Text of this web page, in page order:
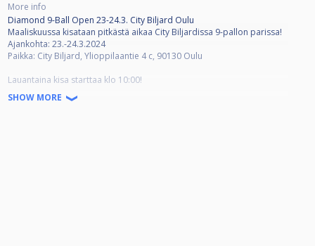
More info
Diamond 9-Ball Open 23-24.3. City Biljard Oulu
Maaliskuussa kisataan pitkästä aikaa City Biljardissa 9-pallon parissa!
Ajankohta: 23.-24.3.2024
Paikka: City Biljard, Ylioppilaantie 4 c, 90130 Oulu
Lauantaina kisa starttaa klo 10:00!
8 cup pelataan sunnuntaina klo 12.00 alkaen.
Sali aukeaa puoli tuntia ennen pelien alkua
SHOW MORE